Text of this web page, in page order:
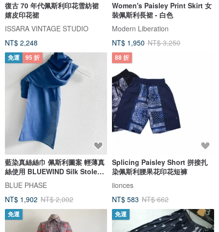
復古 70 年代佩斯利印花雪紡裙
嬉皮印花裙
ISSARA VINTAGE STUDIO
NT$ 2,248
Women's Paisley Print Skirt 女
裝佩斯利長裙 - 白色
Modern Liberation
NT$ 1,950 NT$ 3,250
免運 95 折
藍染真絲絲巾 佩斯利圖案 輕薄真
絲使用 BLUEWIND Silk Stole
paisley Aizome Aizen
JAPANBLUE
BLUE PHASE
NT$ 1,902 NT$ 2,002
88 折
Splicing Paisley Short 拼接扎
染佩斯利腰果花印花短褲
iionces
NT$ 583 NT$ 662
免運 免運